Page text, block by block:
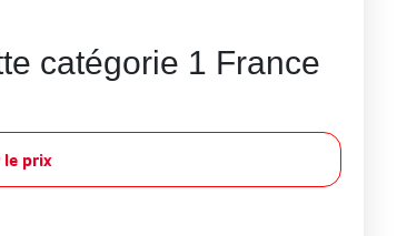
catégorie 1 France
prix